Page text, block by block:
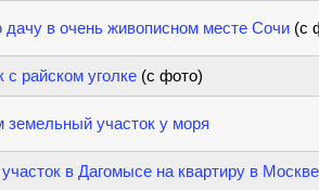
дачу в очень живописном месте Сочи (с
с райском уголке (с фото)
земельный участок у моря
в Дагомысе на квартиру в Москве